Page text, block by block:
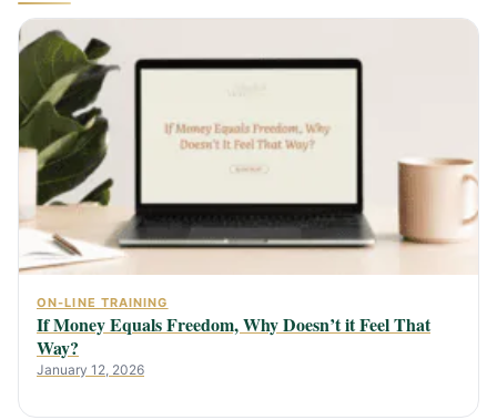
ON-LINE TRAINING
If Money Equals Freedom, Why Doesn’t it Feel That
Way?
January 12, 2026